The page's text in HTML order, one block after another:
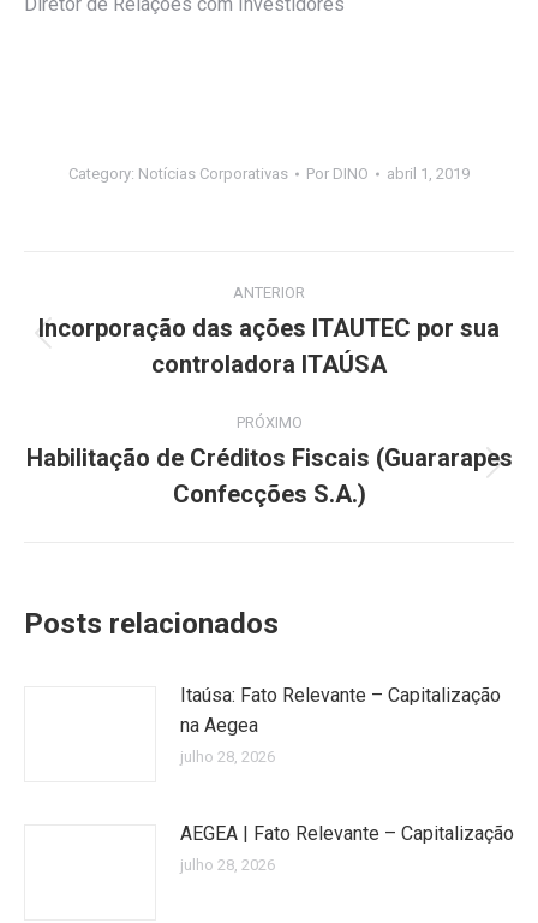
Category: Notícias Corporativas Por DINO abril 1, 2019
de
ANTERIOR
anterior:
Incorporação das ações ITAUTEC por sua
controladora ITAÚSA
PRÓXIMO
post:
Habilitação de Créditos Fiscais (Guararapes
Confecções S.A.)
Posts relacionados
Itaúsa: Fato Relevante – Capitalização
na Aegea
julho 28, 2026
AEGEA | Fato Relevante – Capitalização
julho 28, 2026